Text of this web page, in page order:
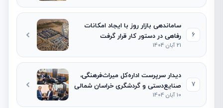
6
ساماندهی بازار روز با ایجاد امکانات
رفاهی در دستور کار قرار گرفت
21 آبان 1404
7
دیدار سرپرست اداره‌کل میراث‌فرهنگی،
صنایع‌دستی و گردشگری خراسان شمالی
با شهردار و رئیس شورای اسلامی شهر
10 آبان 1404